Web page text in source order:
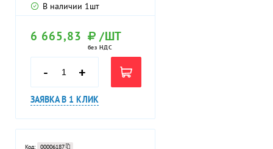
В наличии 1шт
6 665,83 /ШТ
без НДС
- +
ЗАЯВКА В 1 КЛИК
Код: 00006187